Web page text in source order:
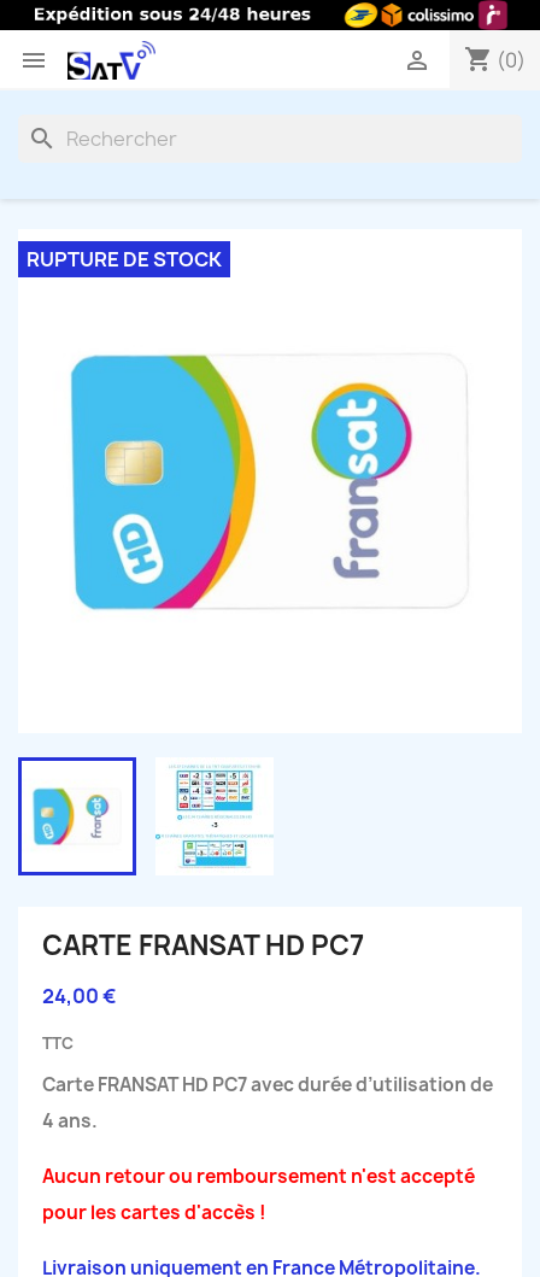
 shopping_cart (0)

search
RUPTURE DE STOCK
CARTE FRANSAT HD PC7
24,00 €
TTC
Carte FRANSAT HD PC7 avec durée d’utilisation de
4 ans.
Aucun retour ou remboursement n'est accepté
pour les cartes d'accès !
Livraison uniquement en France Métropolitaine.